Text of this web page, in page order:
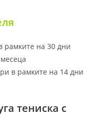
рамките на 30 дни
в рамките на 14 дни
тениска с